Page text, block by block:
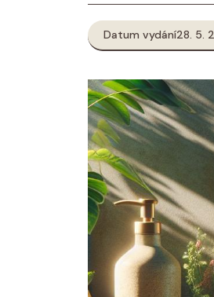
Datum vydání28. 5.